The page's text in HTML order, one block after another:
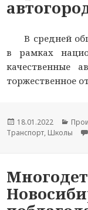
В средней
в рамках
качественные
торжественное
Опубликовано
18.01.2022
Транспорт, Школы